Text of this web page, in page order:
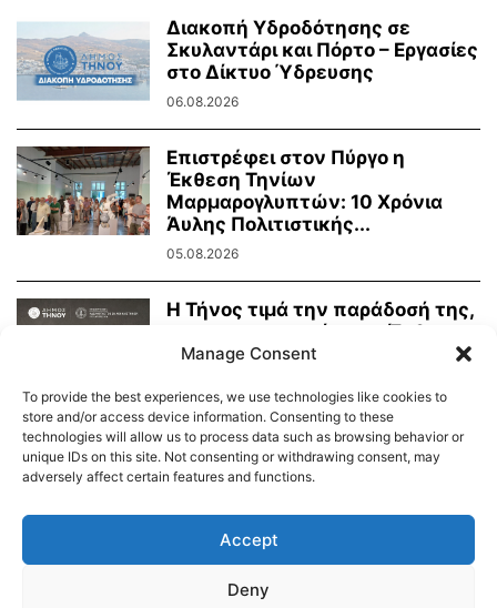
Διακοπή Υδροδότησης σε
Σκυλαντάρι και Πόρτο – Εργασίες
στο Δίκτυο Ύδρευσης
06.08.2026
Επιστρέφει στον Πύργο η
Έκθεση Τηνίων
Μαρμαρογλυπτών: 10 Χρόνια
Άυλης Πολιτιστικής...
05.08.2026
Η Τήνος τιμά την παράδοσή της,
τη μαρμαροτεχνία της. Έκθεση
Τήνιων...
Δημοτικό Λιμενικό Ταμείο Τήνου – Άνδρου
Manage Consent
To provide the best experiences, we use technologies like cookies to
store and/or access device information. Consenting to these
technologies will allow us to process data such as browsing behavior or
unique IDs on this site. Not consenting or withdrawing consent, may
adversely affect certain features and functions.
Accept
Deny